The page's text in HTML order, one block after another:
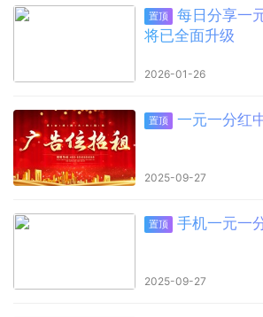
置顶 每日分享一
将已全面升级
2026-01-26
置顶 一元一分红
2025-09-27
置顶 手机一元一
2025-09-27